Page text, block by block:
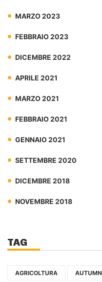
MARZO 2023
FEBBRAIO 2023
DICEMBRE 2022
APRILE 2021
MARZO 2021
FEBBRAIO 2021
GENNAIO 2021
SETTEMBRE 2020
DICEMBRE 2018
NOVEMBRE 2018
TAG
AGRICOLTURA AUTUMN